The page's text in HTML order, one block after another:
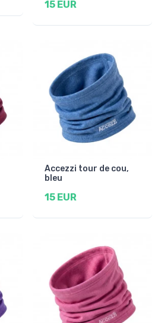
15 EUR
Accezzi tour de cou,
bleu
15 EUR